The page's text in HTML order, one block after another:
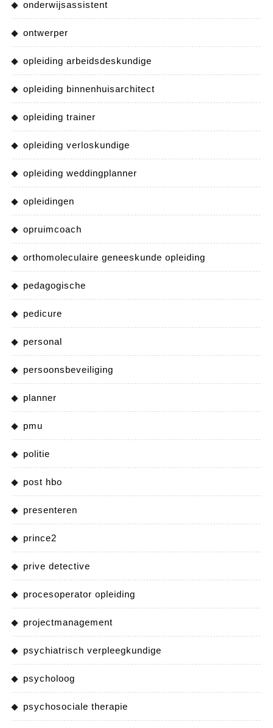
onderwijsassistent
ontwerper
opleiding arbeidsdeskundige
opleiding binnenhuisarchitect
opleiding trainer
opleiding verloskundige
opleiding weddingplanner
opleidingen
opruimcoach
orthomoleculaire geneeskunde opleiding
pedagogische
pedicure
personal
persoonsbeveiliging
planner
pmu
politie
post hbo
presenteren
prince2
prive detective
procesoperator opleiding
projectmanagement
psychiatrisch verpleegkundige
psycholoog
psychosociale therapie